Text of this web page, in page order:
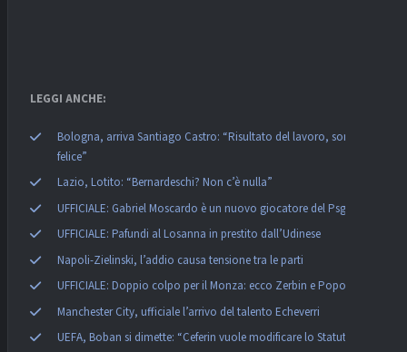
LEGGI ANCHE:
Bologna, arriva Santiago Castro: “Risultato del lavoro, sono
felice”
Lazio, Lotito: “Bernardeschi? Non c’è nulla”
UFFICIALE: Gabriel Moscardo è un nuovo giocatore del Psg
UFFICIALE: Pafundi al Losanna in prestito dall’Udinese
Napoli-Zielinski, l’addio causa tensione tra le parti
UFFICIALE: Doppio colpo per il Monza: ecco Zerbin e Popovic
Manchester City, ufficiale l’arrivo del talento Echeverri
UEFA, Boban si dimette: “Ceferin vuole modificare lo Statuto”